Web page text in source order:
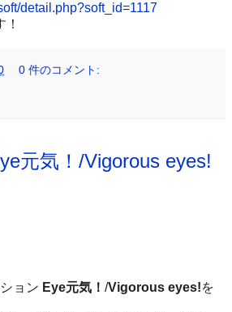
detail.php?soft_id=1117
0 件のコメント:
元気！/Vigorous eyes!
ョン Eye元気！ /Vigorous eyes!を